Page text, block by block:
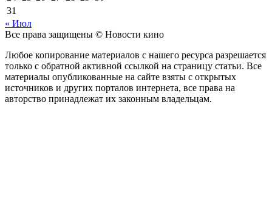
31
« Июл
Все права защищены © Новости кино
Любое копирование материалов с нашего ресурса разрешается
только с обратной активной ссылкой на страницу статьи. Все
материалы опубликованные на сайте взяты с открытых
источников и других порталов интернета, все права на
авторство принадлежат их законным владельцам.